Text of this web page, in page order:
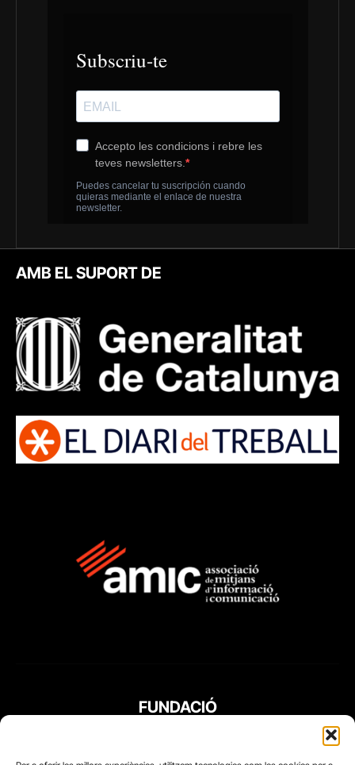
AMB EL SUPORT DE
FUNDACIÓ